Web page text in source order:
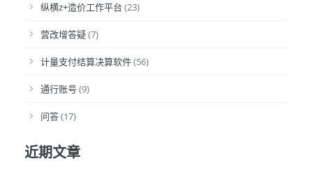
纵横z+造价工作平台 (23)
营改增答疑(7)
计量支付结算决算软件(56)
通行账号 (9)
问答(17)
近期文章